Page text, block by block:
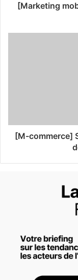
[Marketing
[M-commerce]